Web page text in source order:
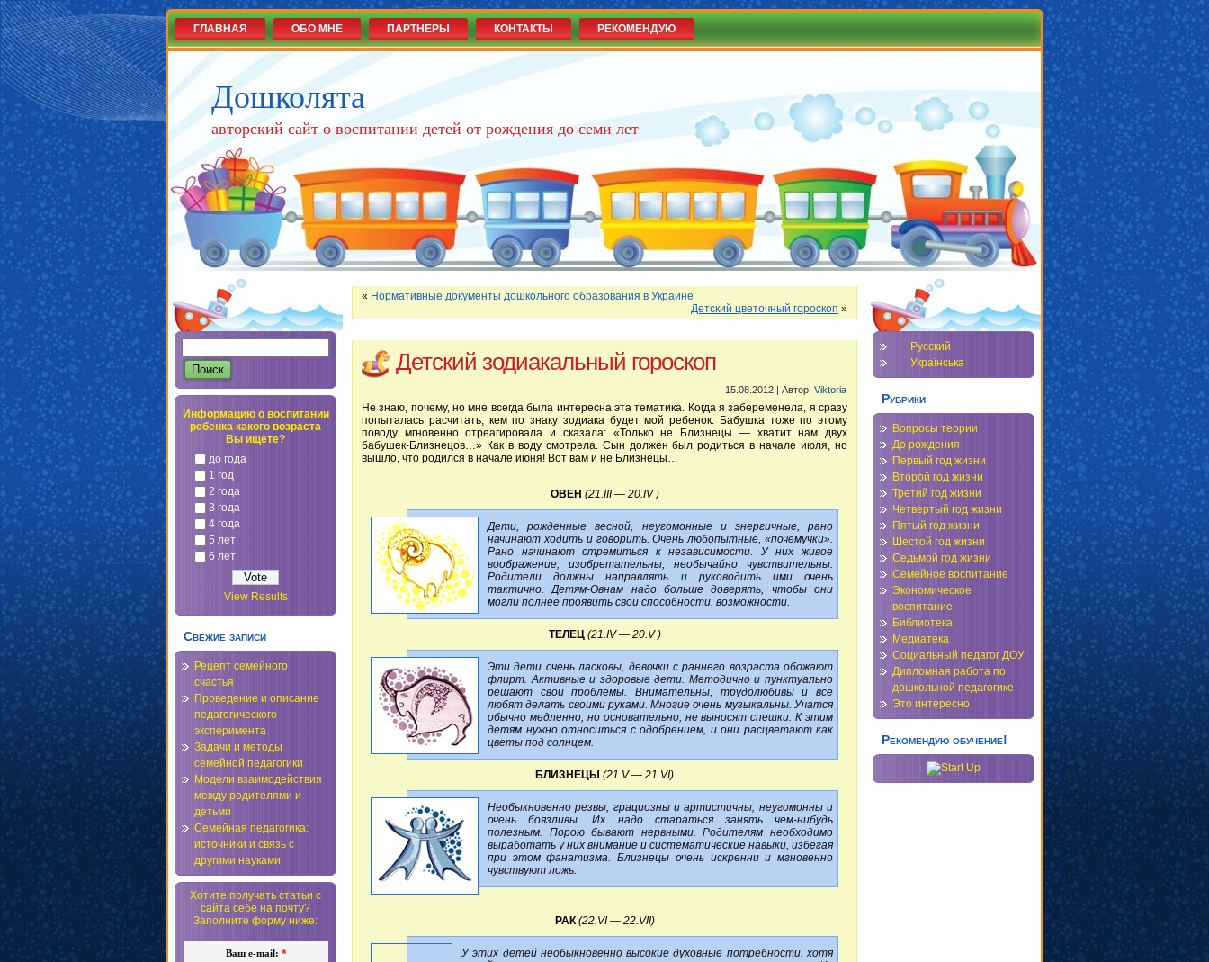
Дошколята
авторский сайт о воспитании детей от рождения до семи лет
ГЛАВНАЯ ОБО МНЕ ПАРТНЕРЫ КОНТАКТЫ РЕКОМЕНДУЮ
Информацию о воспитании
ребенка какого возраста
Вы ищете?
до года
1 год
2 года
3 года
4 года
5 лет
6 лет
View Results
Свежие записи
Рецепт семейного
счастья
Проведение и описание
педагогического
эксперимента
Задачи и методы
семейной педагогики
Модели взаимодействия
между родителями и
детьми
Семейная педагогика:
источники и связь с
другими науками
Хотите получать статьи с
сайта себе на почту?
Заполните форму ниже:
Ваш e-mail: *
« Нормативные документы дошкольного образования в Украине
Детский цветочный гороскоп »
Детский зодиакальный гороскоп
15.08.2012 | Автор: Viktoria
Не знаю, почему, но мне всегда была интересна эта тематика. Когда я забеременела, я сразу
попыталась расчитать, кем по знаку зодиака будет мой ребенок. Бабушка тоже по этому
поводу мгновенно отреагировала и сказала: «Только не Близнецы — хватит нам двух
бабушек-Близнецов…» Как в воду смотрела. Сын должен был родиться в начале июля, но
вышло, что родился в начале июня! Вот вам и не Близнецы…
ОВЕН (21.III — 20.IV )
Дети, рожденные весной, неугомонные и энергичные, рано
начинают ходить и говорить. Очень любопытные, «почемучки».
Рано начинают стремиться к независимости. У них живое
воображение, изобретательны, необычайно чувствительны.
Родители должны направлять и руководить ими очень
тактично. Детям-Овнам надо больше доверять, чтобы они
могли полнее проявить свои способности, возможности.
ТЕЛЕЦ (21.IV — 20.V )
Эти дети очень ласковы, девочки с раннего возраста обожают
флирт. Активные и здоровые дети. Методично и пунктуально
решают свои проблемы. Внимательны, трудолюбивы и все
любят делать своими руками. Многие очень музыкальны. Учатся
обычно медленно, но основательно, не выносят спешки. К этим
детям нужно относиться с одобрением, и они расцветают как
цветы под солнцем.
БЛИЗНЕЦЫ (21.V — 21.VI)
Необыкновенно резвы, грациозны и артистичны, неугомонны и
очень боязливы. Их надо стараться занять чем-нибудь
полезным. Порою бывают нервными. Родителям необходимо
выработать у них внимание и систематические навыки, избегая
при этом фанатизма. Близнецы очень искренни и мгновенно
чувствуют ложь.
РАК (22.VI — 22.VII)
У этих детей необыкновенно высокие духовные потребности, хотя
Русский
Українська
Рубрики
Вопросы теории
До рождения
Первый год жизни
Второй год жизни
Третий год жизни
Четвертый год жизни
Пятый год жизни
Шестой год жизни
Седьмой год жизни
Семейное воспитание
Экономическое
воспитание
Библиотека
Медиатека
Социальный педагог ДОУ
Дипломная работа по
дошкольной педагогике
Это интересно
Рекомендую обучение!